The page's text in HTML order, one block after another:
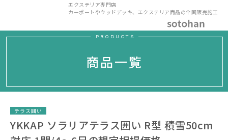
エクステリア専門店
カーポートやウッドデッキ、エクステリア商品の全国販売施工
PRODUCTS
商品一覧
テラス囲い
YKKAP ソラリアテラス囲い R型 積雪50cm